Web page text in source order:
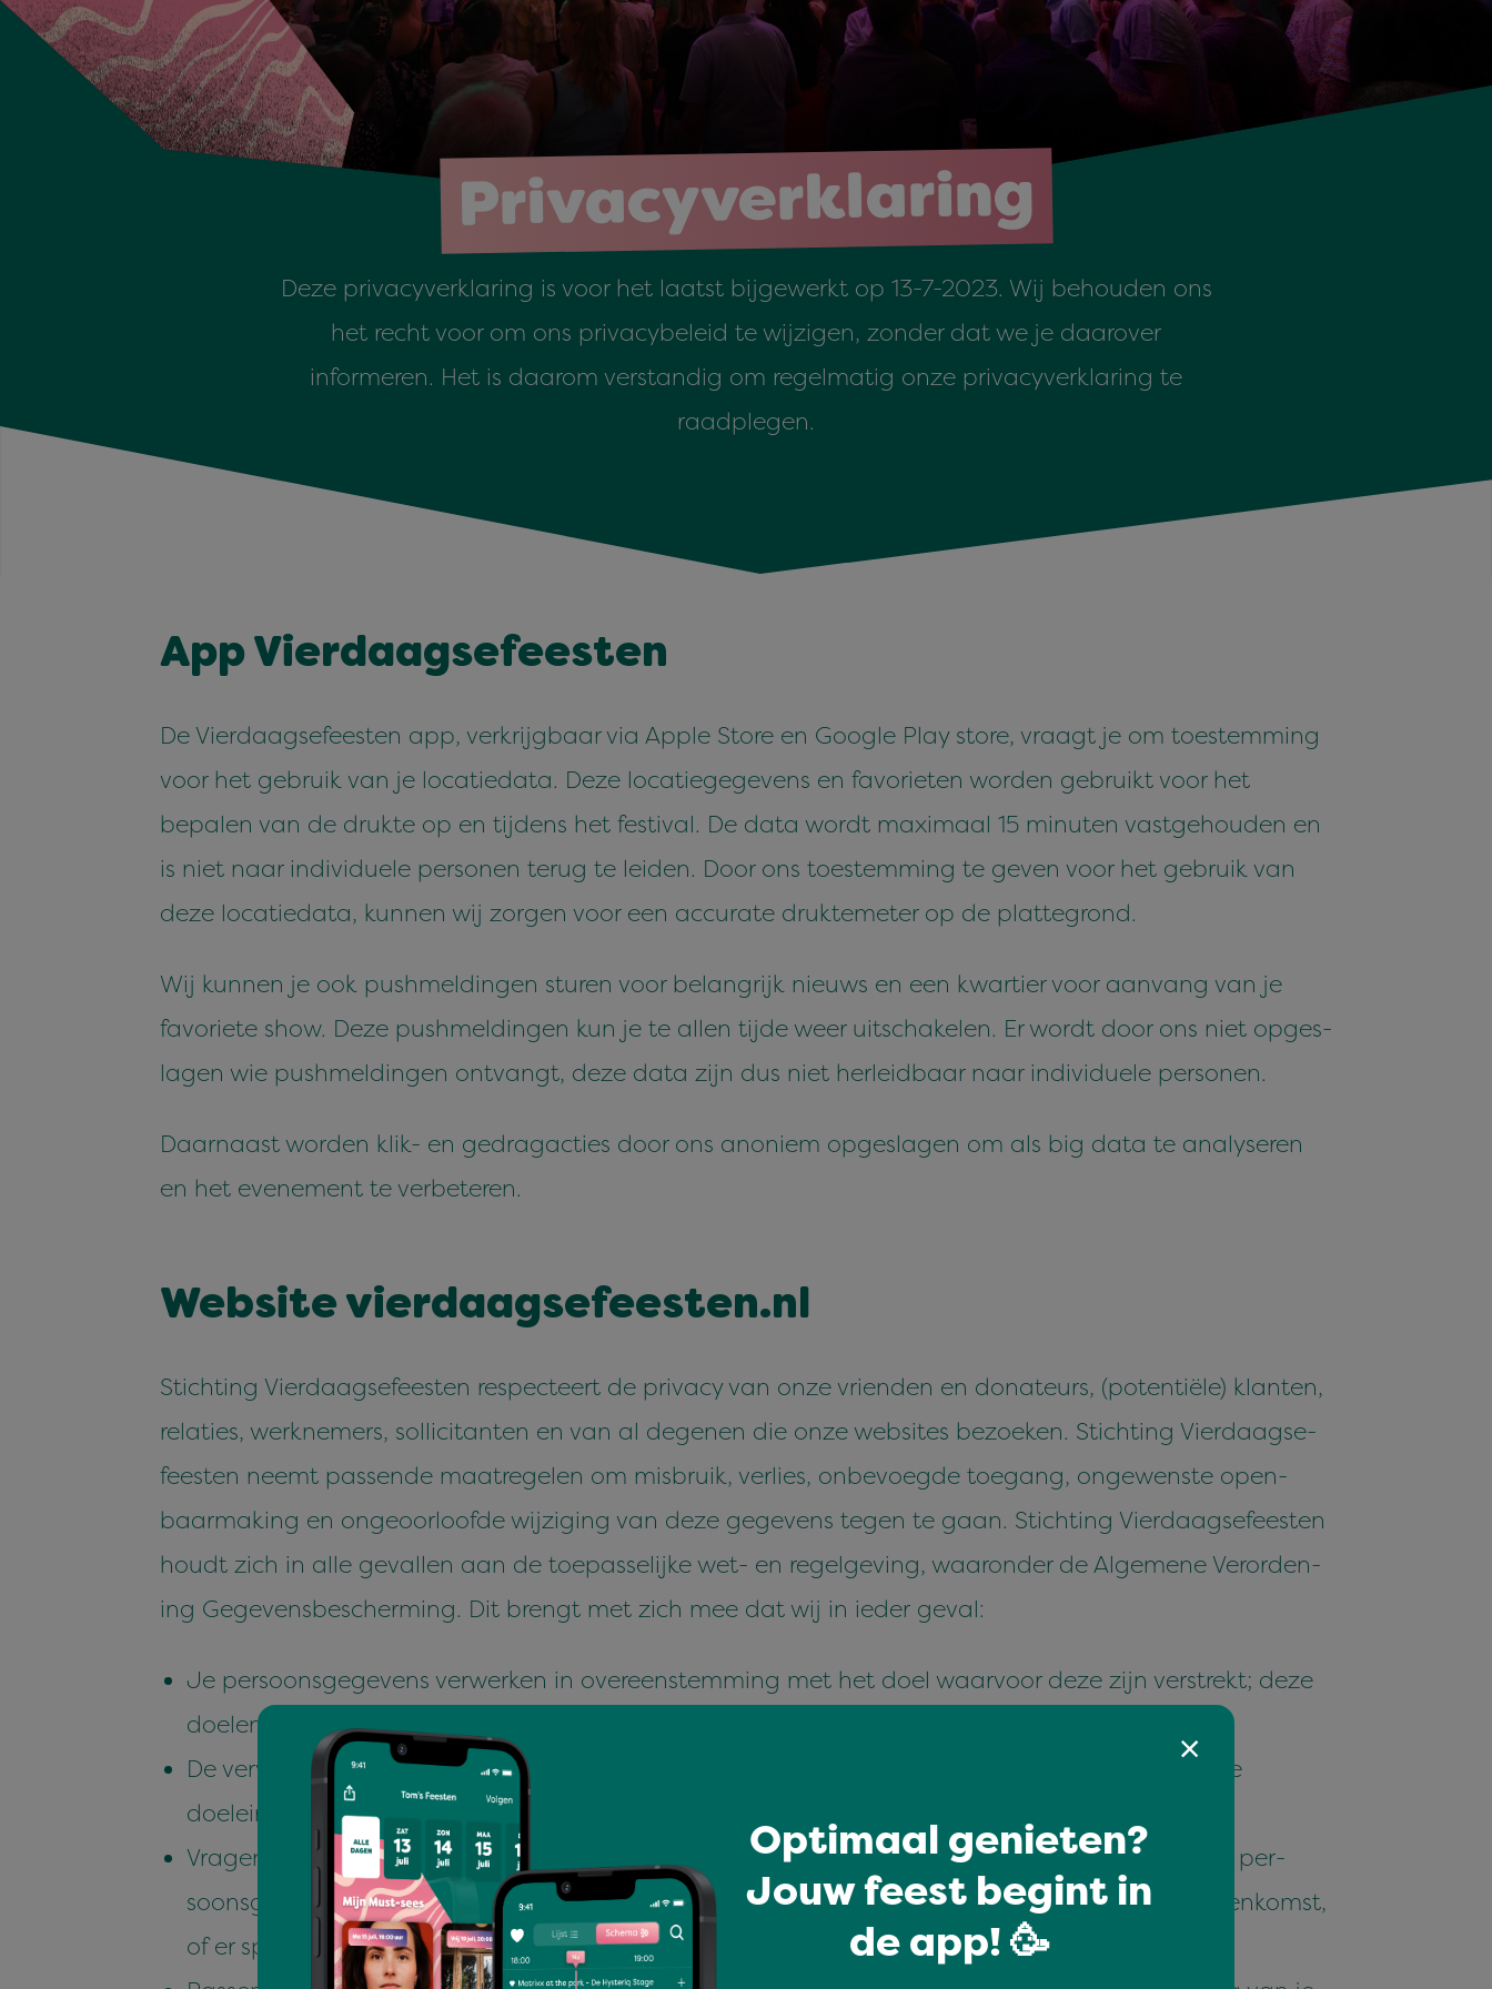
Privacyverklaring
Deze privacyverklaring is voor het laatst bijgewerkt op 13-7-2023. Wij behouden ons
het recht voor om ons privacybeleid te wijzigen, zonder dat we je daarover
informeren. Het is daarom verstandig om regelmatig onze privacyverklaring te
raadplegen.
App Vier­daagse­feesten
De Vier­daagse­feesten app, verkri­jg­baar via Apple Store en Google Play store, vraagt je om toestem­ming
voor het gebruik van je locatieda­ta. Deze locatiegegevens en favori­eten wor­den gebruikt voor het
bepalen van de druk­te op en tij­dens het fes­ti­val. De data wordt max­i­maal 15 minuten vast­ge­houden en
is niet naar indi­vidu­ele per­so­n­en terug te lei­den. Door ons toestem­ming te geven voor het gebruik van
deze locatieda­ta, kun­nen wij zor­gen voor een accu­rate druk­teme­ter op de plattegrond.
Wij kun­nen je ook push­meldin­gen sturen voor belan­grijk nieuws en een kwarti­er voor aan­vang van je
favori­ete show. Deze push­meldin­gen kun je te allen tijde weer uitschake­len. Er wordt door ons niet opges­
la­gen wie push­meldin­gen ont­vangt, deze data zijn dus niet her­lei­d­baar naar indi­vidu­ele personen.
Daar­naast wor­den klik- en gedra­gac­ties door ons anon­iem opges­la­gen om als big data te analy­seren
en het even­e­ment te verbeteren.
Web­site vier​daagse​feesten​.nl
Sticht­ing Vier­daagse­feesten respecteert de pri­va­cy van onze vrien­den en dona­teurs, (poten­tiële) klanten,
relaties, werkne­mers, sol­lic­i­tan­ten en van al dege­nen die onze web­sites bezoeken. Sticht­ing Vier­daagse­
feesten neemt passende maa­trege­len om mis­bruik, ver­lies, onbevoegde toe­gang, ongewen­ste open­
baar­mak­ing en ongeoor­loofde wijzig­ing van deze gegevens tegen te gaan. Sticht­ing Vier­daagse­feesten
houdt zich in alle gevallen aan de toepas­selijke wet- en regel­gev­ing, waaron­der de Algemene Veror­den­
ing Gegevens­bescherming. Dit brengt met zich mee dat wij in ieder geval:
Je per­soon­s­gegevens ver­w­erken in overeen­stem­ming met het doel waar­voor deze zijn ver­strekt; deze
doe­len en type per­soon­s­gegevens zijn beschreven in deze privacyverklaring;
De ver­w­erk­ing van je per­soon­s­gegevens beperken tot enkel de gegevens die nodig zijn voor de
doelein­den waar­voor ze wor­den verwerkt;
Vra­gen om je uit­drukke­lijke toestem­ming als wij deze nodig hebben voor de ver­w­erk­ing van je per­
soon­s­gegevens, voor zover deze toestem­ming niet besloten ligt in een met jou ges­loten overeenkomst,
of er sprake is van een gerecht­vaardigd belang of een wet­telijke plicht;
Optimaal genieten?
Jouw feest begint in
de app! 🥳